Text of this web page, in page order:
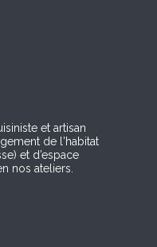
et artisan
de l'habitat
et d’espace
nos ateliers.